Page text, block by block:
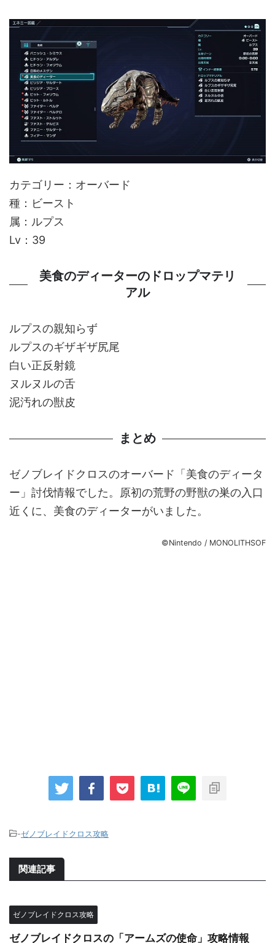
カテゴリー：オーバード
種：ビースト
属：ルプス
Lv：39
美食のディーターのドロップマテリ
アル
ルプスの親知らず
ルプスのギザギザ尻尾
白い正反射鏡
ヌルヌルの舌
泥汚れの獣皮
まとめ
ゼノブレイドクロスのオーバード「美食のディータ
ー」討伐情報でした。原初の荒野の野獣の巣の入口
近くに、美食のディーターがいました。
©Nintendo / MONOLITHSOF
-ゼノブレイドクロス攻略
関連記事
ゼノブレイドクロス攻略
ゼノブレイドクロスの「アームズの使命」攻略情報